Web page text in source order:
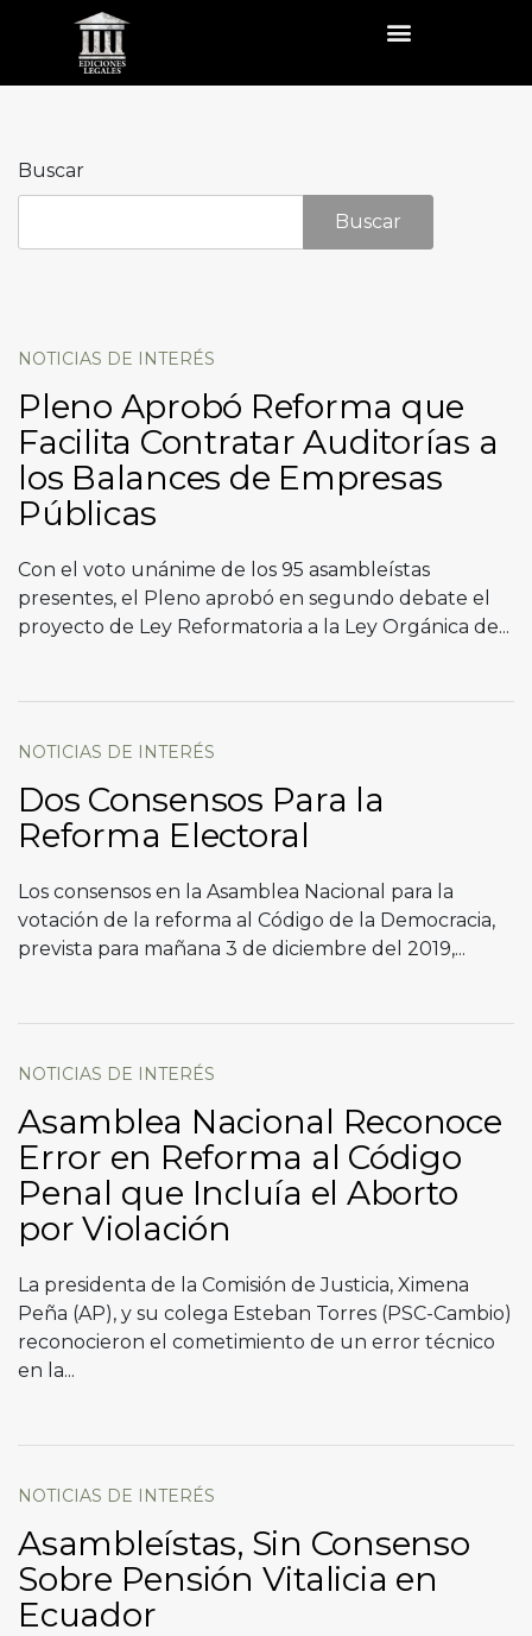
Buscar
Buscar
NOTICIAS DE INTERÉS
Pleno Aprobó Reforma que
Facilita Contratar Auditorías a
los Balances de Empresas
Públicas
Con el voto unánime de los 95 asambleístas
presentes, el Pleno aprobó en segundo debate el
proyecto de Ley Reformatoria a la Ley Orgánica de...
NOTICIAS DE INTERÉS
Dos Consensos Para la
Reforma Electoral
Los consensos en la Asamblea Nacional para la
votación de la reforma al Código de la Democracia,
prevista para mañana 3 de diciembre del 2019,...
NOTICIAS DE INTERÉS
Asamblea Nacional Reconoce
Error en Reforma al Código
Penal que Incluía el Aborto
por Violación
La presidenta de la Comisión de Justicia, Ximena
Peña (AP), y su colega Esteban Torres (PSC-Cambio)
reconocieron el cometimiento de un error técnico
en la...
NOTICIAS DE INTERÉS
Asambleístas, Sin Consenso
Sobre Pensión Vitalicia en
Ecuador